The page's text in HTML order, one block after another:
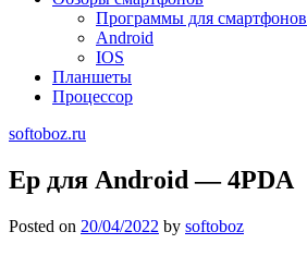
Программы для смартфонов
Android
IOS
Планшеты
Процессор
softoboz.ru
Ер для Android — 4PDA
Posted on 20/04/2022 by softoboz